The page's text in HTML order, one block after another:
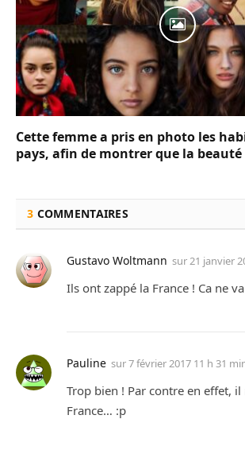
Cette femme a pris en photo les
pays, afin de montrer que la
3 COMMENTAIRES
Gustavo Woltmann sur21 janvier
Ils ont zappé la France ! Ca ne
Pauline sur7 février 2017 11 h 31
Trop bien ! Par contre en effet,
France… :p